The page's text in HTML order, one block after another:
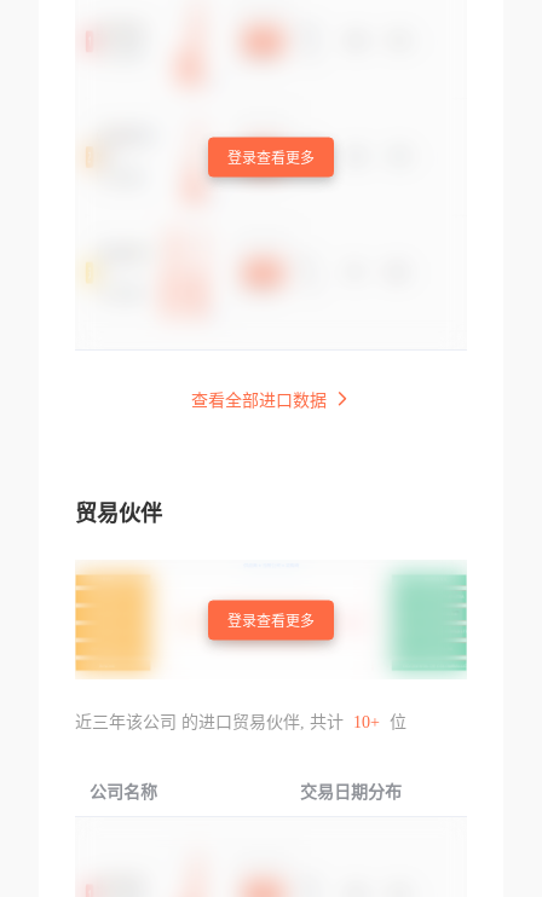
登录查看更多
查看全部进口数据
贸易伙伴
登录查看更多
近三年该公司 的进口贸易伙伴, 共计 10+ 位
公司名称 交易日期分布